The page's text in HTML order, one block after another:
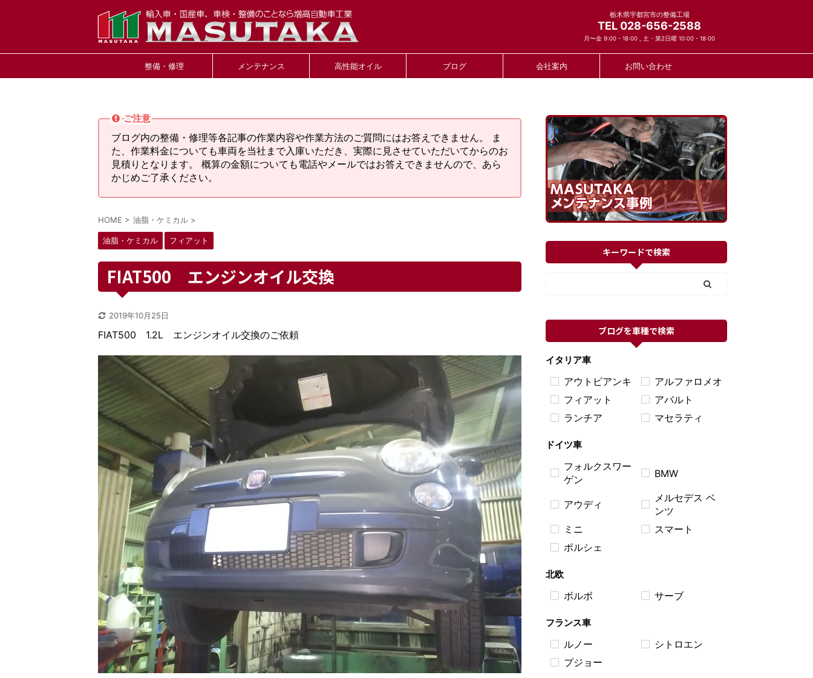
栃木県宇都宮市の整備工場
TEL 028-656-2588
月〜金 9:00 - 18:00 , 土・第2日曜 10:00 - 18:00
整備・修理 メンテナンス 高性能オイル ブログ 会社案内 お問い合わせ
ご注意
ブログ内の整備・修理等各記事の作業内容や作業方法のご質問にはお答えできません。 ま
た、作業料金についても車両を当社まで入庫いただき、実際に見させていただいてからのお
見積りとなります。 概算の金額についても電話やメールではお答えできませんので、あら
かじめご了承ください。
HOME > 油脂・ケミカル >
油脂・ケミカル フィアット
FIAT500 エンジンオイル交換
2019年10月25日
FIAT500 1.2L エンジンオイル交換のご依頼
キーワードで検索
ブログを車種で検索
イタリア車
アウトビアンキ
アルファロメオ
フィアット
アバルト
ランチア
マセラティ
ドイツ車
フォルクスワー
ゲン
BMW
アウディ
メルセデス ベ
ンツ
ミニ
スマート
ポルシェ
北欧
ボルボ サーブ
フランス車
ルノー
シトロエン
プジョー